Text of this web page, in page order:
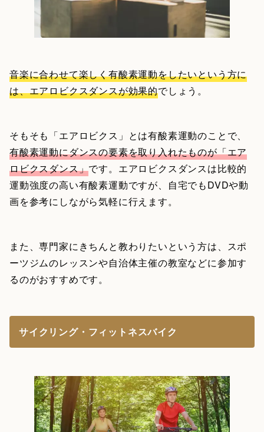
音楽に合わせて楽しく有酸素運動をしたいという方に
は、エアロビクスダンスが効果的でしょう。
そもそも「エアロビクス」とは有酸素運動のことで、
有酸素運動にダンスの要素を取り入れたものが「エア
ロビクスダンス」です。エアロビクスダンスは比較的
運動強度の高い有酸素運動ですが、自宅でもDVDや動
画を参考にしながら気軽に行えます。
また、専門家にきちんと教わりたいという方は、スポ
ーツジムのレッスンや自治体主催の教室などに参加す
るのがおすすめです。
サイクリング・フィットネスバイク